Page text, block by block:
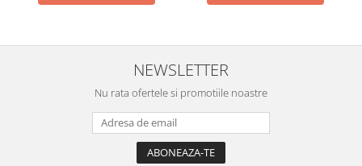
NEWSLETTER
Nu rata ofertele si promotiile noastre